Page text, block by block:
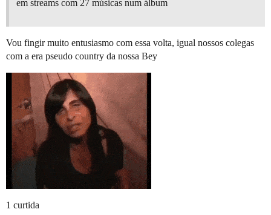
em streams com 27 músicas num álbum
Vou fingir muito entusiasmo com essa volta, igual nossos colegas
com a era pseudo country da nossa Bey
1 curtida